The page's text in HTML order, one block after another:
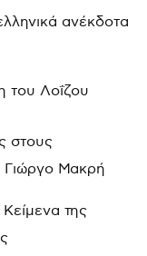
ανέκδοτα
του Λοΐζου
στους
Γιώργο Μακρή
της